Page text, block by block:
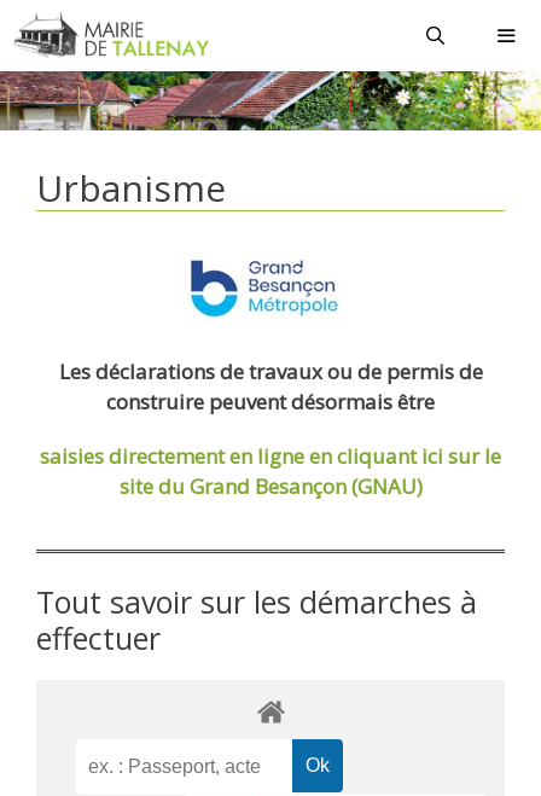
Aller
au
contenu
Urbanisme
Les déclarations de travaux ou de permis de
construire peuvent désormais être
saisies directement en ligneen cliquant ici sur le
site du Grand Besançon (GNAU)
Tout savoir sur les démarches à
effectuer